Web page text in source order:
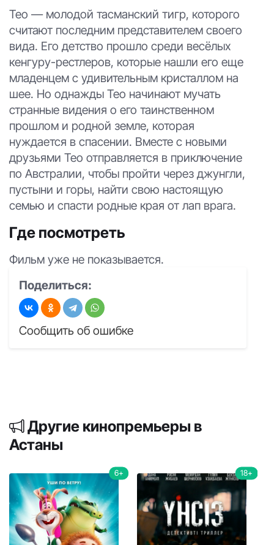
Тео — молодой тасманский тигр, которого
считают последним представителем своего
вида. Его детство прошло среди весёлых
кенгуру-рестлеров, которые нашли его еще
младенцем с удивительным кристаллом на
шее. Но однажды Тео начинают мучать
странные видения о его таинственном
прошлом и родной земле, которая
нуждается в спасении. Вместе с новыми
друзьями Тео отправляется в приключение
по Австралии, чтобы пройти через джунгли,
пустыни и горы, найти свою настоящую
семью и спасти родные края от лап врага.
Где посмотреть
Фильм уже не показывается.
Поделиться:
Сообщить об ошибке
Другие кинопремьеры в
Астаны
6+ 18+